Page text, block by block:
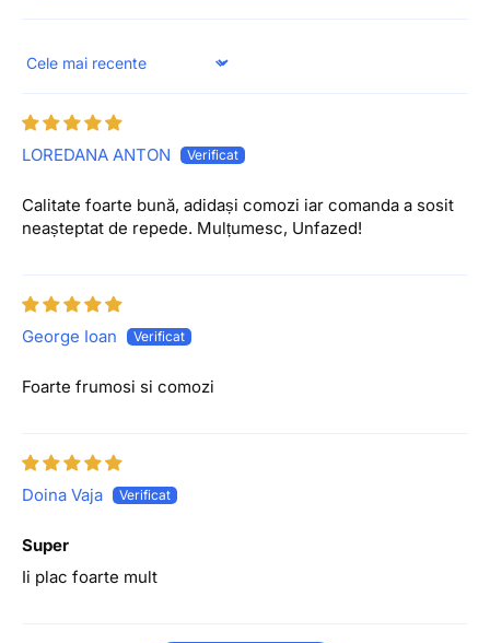
Sort by
LOREDANA ANTON
Calitate foarte bună, adidași comozi iar comanda a sosit
neașteptat de repede. Mulțumesc, Unfazed!
George Ioan
Foarte frumosi si comozi
Doina Vaja
Super
Ii plac foarte mult